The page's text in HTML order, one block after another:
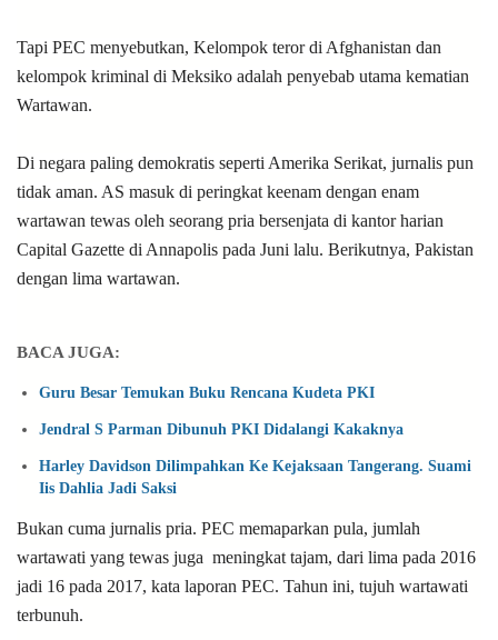
Tapi PEC menyebutkan, Kelompok teror di Afghanistan dan
kelompok kriminal di Meksiko adalah penyebab utama kematian
Wartawan.
Di negara paling demokratis seperti Amerika Serikat, jurnalis pun
tidak aman. AS masuk di peringkat keenam dengan enam
wartawan tewas oleh seorang pria bersenjata di kantor harian
Capital Gazette di Annapolis pada Juni lalu. Berikutnya, Pakistan
dengan lima wartawan.
BACA JUGA:
Guru Besar Temukan Buku Rencana Kudeta PKI
Jendral S Parman Dibunuh PKI Didalangi Kakaknya
Harley Davidson Dilimpahkan Ke Kejaksaan Tangerang. Suami
Iis Dahlia Jadi Saksi
Bukan cuma jurnalis pria. PEC memaparkan pula, jumlah
wartawati yang tewas juga meningkat tajam, dari lima pada 2016
jadi 16 pada 2017, kata laporan PEC. Tahun ini, tujuh wartawati
terbunuh.